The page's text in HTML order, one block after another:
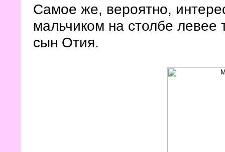
Самое же, вероятно,
мальчиком на столбе
сын Отия.